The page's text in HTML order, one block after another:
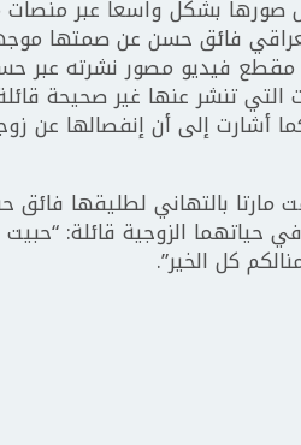
صورها بشكل واسعا عبر منصات
فائق حسن عن صمتها
مقطع فيديو مصور نشرته عبر
التي تنشر عنها غير صحيحة
أشارت إلى أن إنفصالها عن
مارتا بالتهاني لطليقها
حياتهما الزوجية قائلة: “حبيت
كل الخير”.